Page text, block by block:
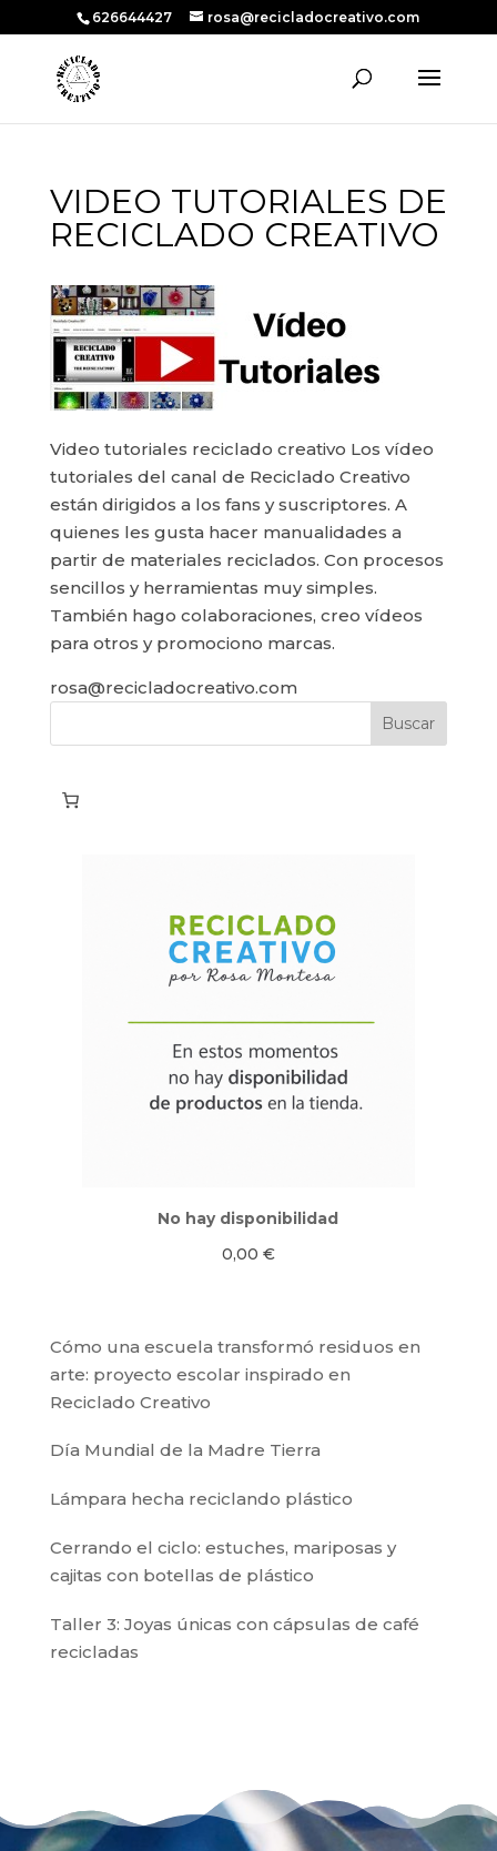
626644427 rosa@recicladocreativo.com
VIDEO TUTORIALES DE
RECICLADO CREATIVO
Video tutoriales reciclado creativo Los vídeo
tutoriales del canal de Reciclado Creativo
están dirigidos a los fans y suscriptores. A
quienes les gusta hacer manualidades a
partir de materiales reciclados. Con procesos
sencillos y herramientas muy simples.
También hago colaboraciones, creo vídeos
para otros y promociono marcas.
rosa@recicladocreativo.com
No hay disponibilidad
0,00 €
Cómo una escuela transformó residuos en
arte: proyecto escolar inspirado en
Reciclado Creativo
Día Mundial de la Madre Tierra
Lámpara hecha reciclando plástico
Cerrando el ciclo: estuches, mariposas y
cajitas con botellas de plástico
Taller 3: Joyas únicas con cápsulas de café
recicladas